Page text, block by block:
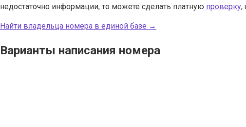
недостаточно информации, то можете сделать платную проверку,
Найти владельца номера в единой базе →
Варианты написания номера